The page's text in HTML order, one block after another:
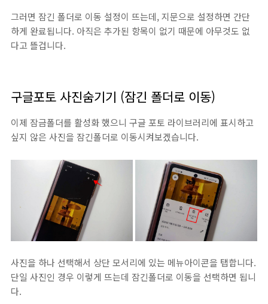
그러면 잠긴 폴더로 이동 설정이 뜨는데, 지문으로 설정하면 간단
하게 완료됩니다. 아직은 추가된 항목이 없기 때문에 아무것도 없
다고 뜰겁니다.
구글포토 사진숨기기 (잠긴 폴더로 이동)
이제 잠금폴더를 활성화 했으니 구글 포토 라이브러리에 표시하고
싶지 않은 사진을 잠긴폴더로 이동시켜보겠습니다.
사진을 하나 선택해서 상단 모서리에 있는 메뉴아이콘을 탭합니다.
단일 사진인 경우 이렇게 뜨는데 잠긴폴더로 이동을 선택하면 됩니
다.